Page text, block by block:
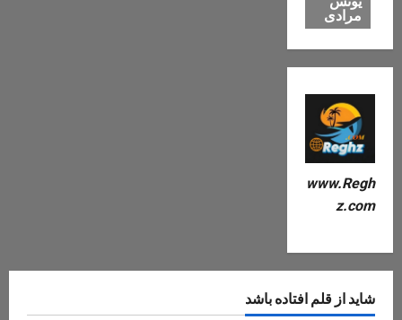
مرادی
www.Regh
z.com
شاید از قلم افتاده باشد